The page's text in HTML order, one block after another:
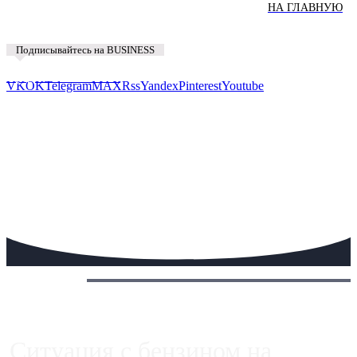
НА ГЛАВНУЮ
Подписывайтесь на BUSINESS
VKOKTelegramMAXRssYandexPinterestYoutube